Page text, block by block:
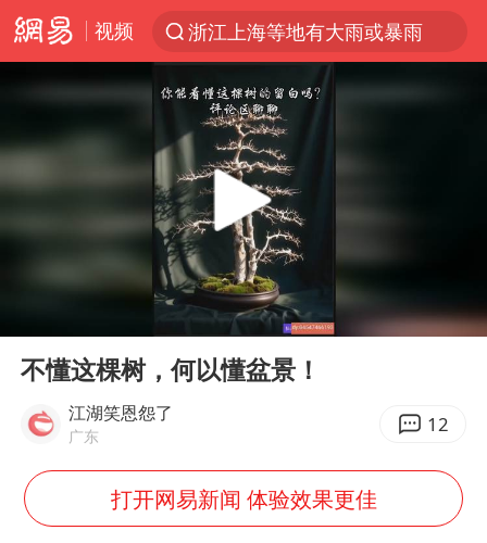
视频
浙江上海等地有大雨或暴雨
解锁各地夏日限定体验
金饰克价一夜涨回1300元
多家A股公司收到美国关税退款
永和豆浆创始人林炳生去世
酒店回应车内过夜被收150元
牛津大学一纸声明甩不了锅
Play
00:12
不懂这棵树，何以懂盆景！
江湖笑恩怨了
广东 12
打开网易新闻 体验效果更佳